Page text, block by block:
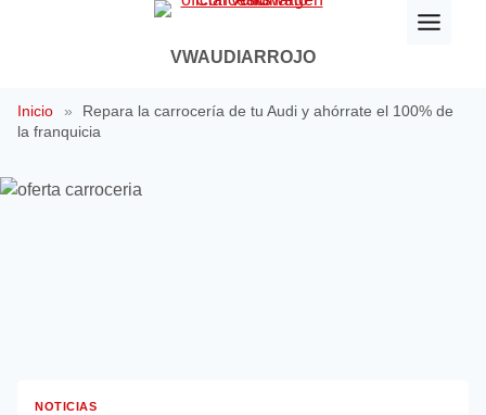
VWAUDIARROJO
Inicio »
Repara la carrocería de tu Audi y ahórrate el 100% de
la franquicia
NOTICIAS